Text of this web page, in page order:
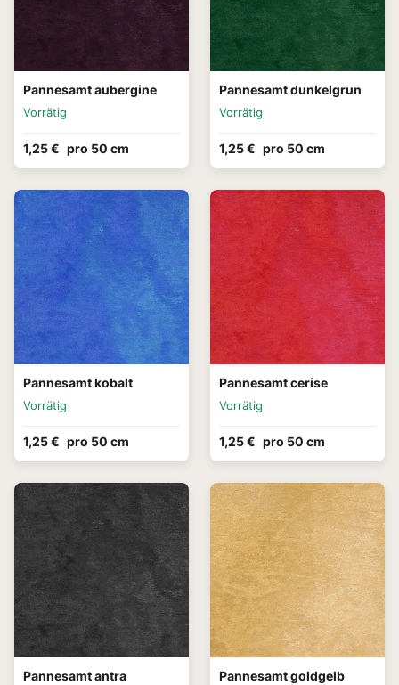
Pannesamt aubergine
Vorrätig
1,25 € pro 50 cm
Pannesamt dunkelgrun
Vorrätig
1,25 € pro 50 cm
Pannesamt kobalt
Vorrätig
1,25 € pro 50 cm
Pannesamt cerise
Vorrätig
1,25 € pro 50 cm
Pannesamt antra Pannesamt goldgelb